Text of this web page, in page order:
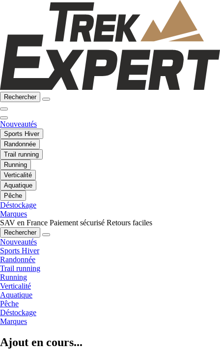
Rechercher
Nouveautés
Sports Hiver
Randonnée
Trail running
Running
Verticalité
Aquatique
Pêche
Déstockage
Marques
SAV en France Paiement sécurisé Retours faciles
Rechercher
Nouveautés
Sports Hiver
Randonnée
Trail running
Running
Verticalité
Aquatique
Pêche
Déstockage
Marques
Ajout en cours...